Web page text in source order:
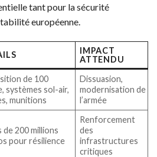
tant pour la sécurité
européenne.
IMPACT
ATTENDU
de 100
systèmes sol-air,
munitions
Dissuasion,
modernisation de
l’armée
de 200 millions
pour résilience
Renforcement
des
infrastructures
critiques